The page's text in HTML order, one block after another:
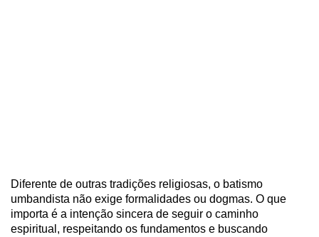
Diferente de outras tradições religiosas, o batismo
umbandista não exige formalidades ou dogmas. O que
importa é a intenção sincera de seguir o caminho
espiritual, respeitando os fundamentos e buscando